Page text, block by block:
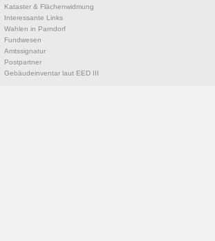
Kataster & Flächenwidmung
Interessante Links
Wahlen in Parndorf
Fundwesen
Amtssignatur
Postpartner
Gebäudeinventar laut EED III